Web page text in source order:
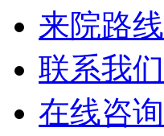
来院路线
联系我们
在线咨询